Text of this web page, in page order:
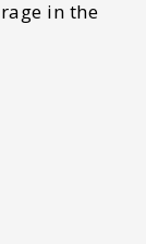
Want het is
woestijn